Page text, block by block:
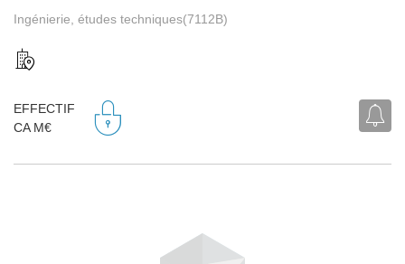
Ingénierie, études techniques(7112B)
EFFECTIF
CA M€